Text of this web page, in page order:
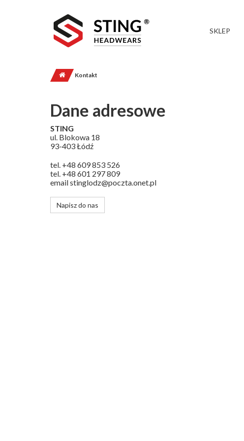
SKLEP
Kontakt
Dane adresowe
STING
ul. Blokowa 18
93-403 Łódź
tel. +48 609 853 526
tel. +48 601 297 809
email stinglodz@poczta.onet.pl
Napisz do nas